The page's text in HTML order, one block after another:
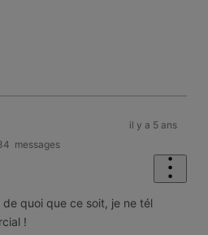
messages
il y a 5 ans
quoi que ce soit, je ne tél
!